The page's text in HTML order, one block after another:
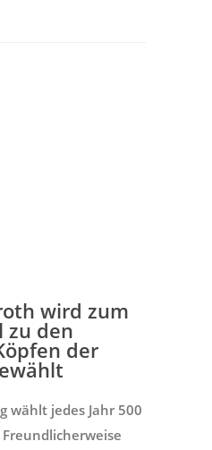
wird zum
zu den
der
wählt jedes Jahr 500